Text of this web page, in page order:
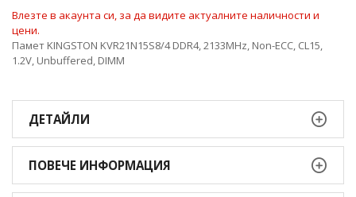
Влезте в акаунта си, за да видите актуалните наличности и
цени.
Памет KINGSTON KVR21N15S8/4 DDR4, 2133MHz, Non-ECC, CL15,
1.2V, Unbuffered, DIMM
снимки
ДЕТАЙЛИ
ПОВЕЧЕ ИНФОРМАЦИЯ